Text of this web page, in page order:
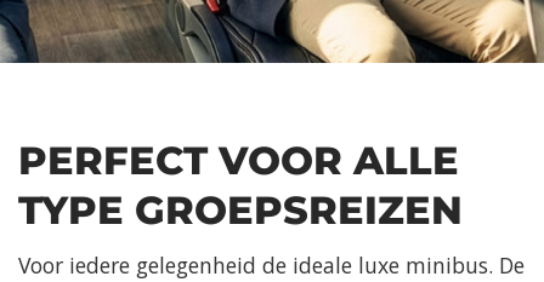
PERFECT VOOR ALLE
TYPE GROEPSREIZEN
Voor iedere gelegenheid de ideale luxe minibus. De